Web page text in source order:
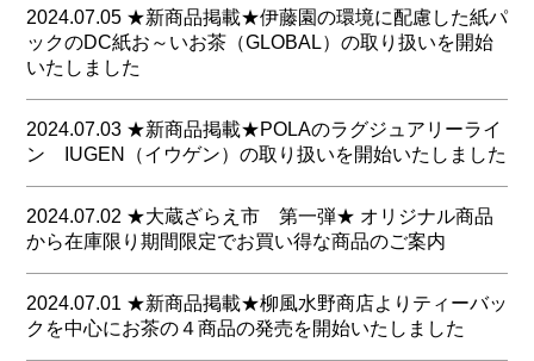
たたみ、袋入りですので客室のセットが容易です
弊社では各種タオル名入れ加工も取り扱っております
お問い合わせにご連絡お願い致します
サンプルのご提供も可能ですのでご検討をお願い致しま
す
商品は、こちらから
BULK HOMME（バルクオム）が考えるアメニティに必
要な価値とは、お客様に感覚的な
豊かさを与えることができ、性別や国籍関わらず安心し
商品は、こちらから
2024.07.05 ★新商品掲載★伊藤園の環境に配慮した紙パ
ックのDC紙お～いお茶（GLOBAL）の取り扱いを開始
いたしました
環境にやさしい紙容器使用
FSC認証の紙パルプのみ使用
商品は、こちらから
2024.07.03 ★新商品掲載★POLAのラグジュアリーライ
ン IUGEN（イウゲン）の取り扱いを開始いたしました
こちらの商品につきましてはブランドコントロールが御
座いますのでお問い合わせにお願い致します
商品は、こちらから
2024.07.02 ★大蔵ざらえ市 第一弾★ オリジナル商品
から在庫限り期間限定でお買い得な商品のご案内
大蔵ざらえ市を開催いたします
第一弾は歯ブラシやインバスミニボトル・ソープになり
2024.07.01 ★新商品掲載★柳風水野商店よりティーバッ
クを中心にお茶の４商品の発売を開始いたしました